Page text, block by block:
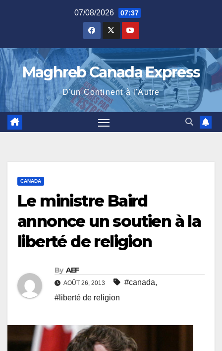
07/08/2026 07:37
Maghreb Canada Express
D'un Continent à l'Autre
CANADA
Le ministre Baird
annonce un soutien à la
liberté de religion
By AEF
AOÛT 26, 2013 #canada,
#liberté de religion